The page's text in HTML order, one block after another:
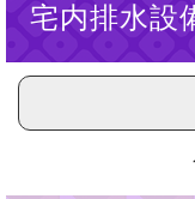
宅内排水設